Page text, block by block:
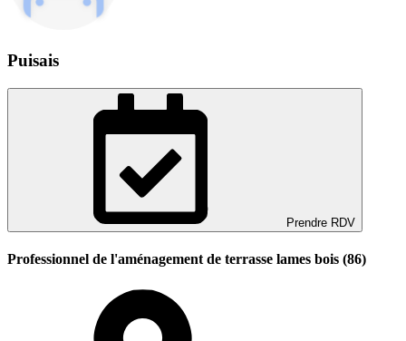
Puisais
Prendre RDV
Professionnel de l'aménagement de terrasse lames bois (86)